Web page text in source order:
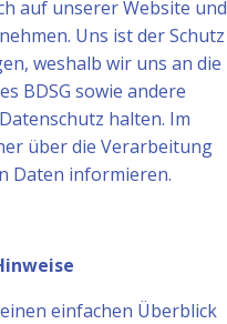
auf unserer Website und
Uns ist der Schutz
weshalb wir uns an die
BDSG sowie andere
halten. Im
über die Verarbeitung
Daten informieren.
einfachen Überblick